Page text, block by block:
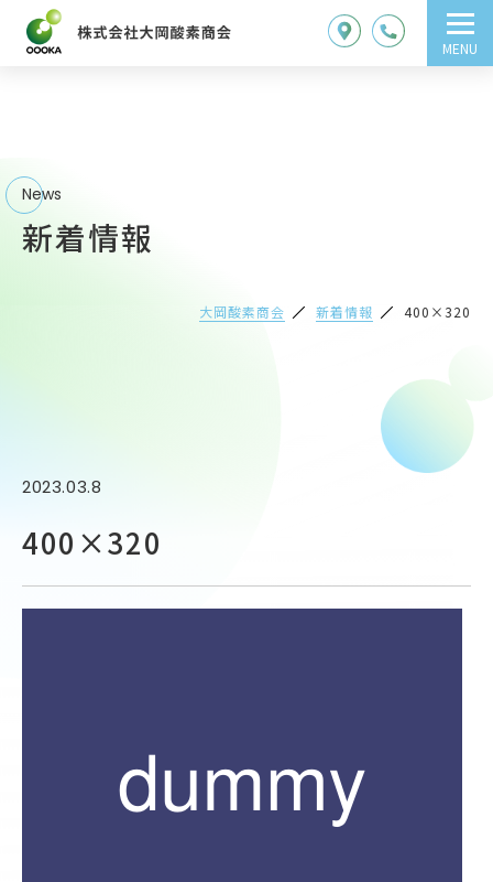
MENU
News
新着情報
大岡酸素商会 新着情報 400×320
2023.03.8
400×320